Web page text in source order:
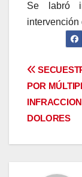
Se labró
intervención
de
POR
DOLORES